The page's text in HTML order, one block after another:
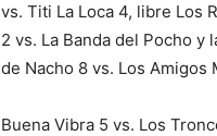
vs. Titi La Loca 4, libre Los
2 vs. La Banda del Pocho y
de Nacho 8 vs. Los
Buena Vibra 5 vs. Los